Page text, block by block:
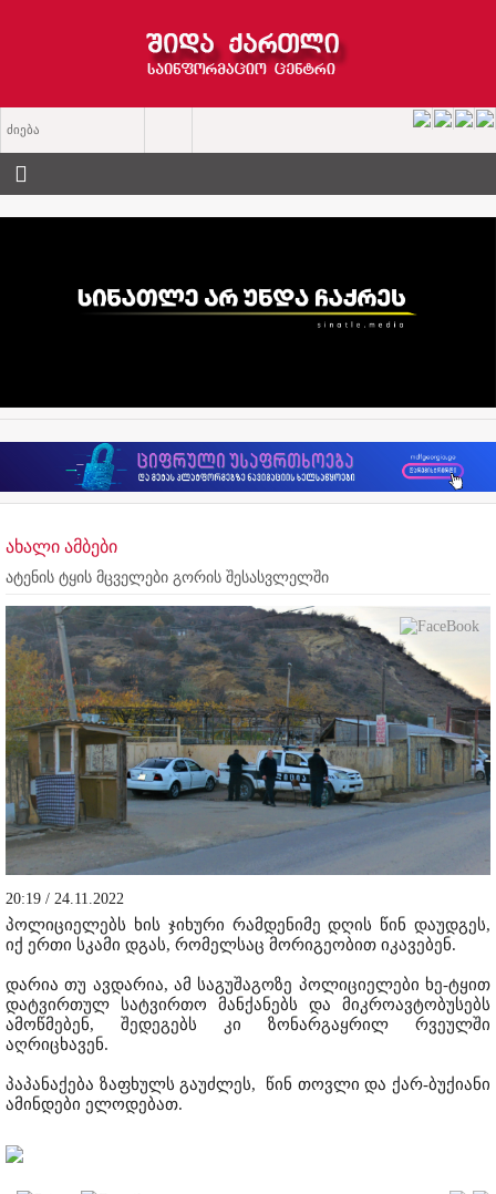
ახალი ამბები
ატენის ტყის მცველები გორის შესასვლელში
20:19 / 24.11.2022
პოლიციელებს ხის ჯიხური რამდენიმე დღის წინ დაუდგეს,
იქ ერთი სკამი დგას, რომელსაც მორიგეობით იკავებენ.
დარია თუ ავდარია, ამ საგუშაგოზე პოლიციელები ხე-ტყით
დატვირთულ სატვირთო მანქანებს და მიკროავტობუსებს
ამოწმებენ, შედეგებს კი ზონარგაყრილ რვეულში
აღრიცხავენ.
პაპანაქება ზაფხულს გაუძლეს, წინ თოვლი და ქარ-ბუქიანი
ამინდები ელოდებათ.